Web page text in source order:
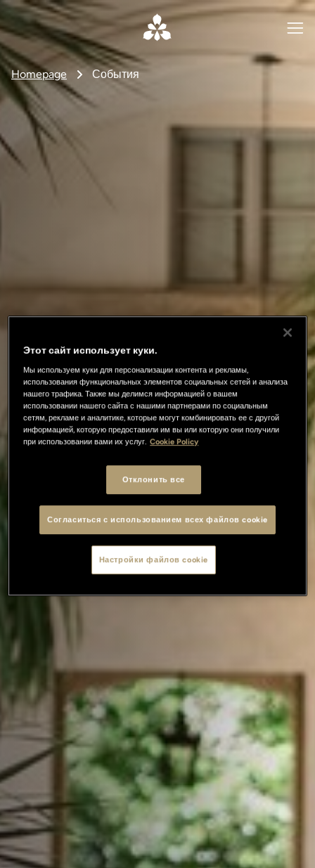
Homepage События
Этот сайт использует куки.
Мы используем куки для персонализации контента и рекламы,
использования функциональных элементов социальных сетей и анализа
нашего трафика. Также мы делимся информацией о вашем
использовании нашего сайта с нашими партнерами по социальным
сетям, рекламе и аналитике, которые могут комбинировать ее с другой
информацией, которую предоставили им вы или которую они получили
при использовании вами их услуг. Cookie Policy
Отклонить все
Согласиться с использованием всех файлов cookie
Настройки файлов cookie